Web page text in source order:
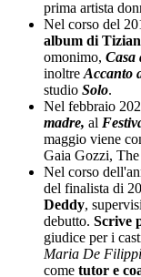
prima artista
Nel corso del
album di
omonimo, Casa
inoltre Accanto
studio Solo.
Nel febbraio
madre, al
maggio viene
Gaia Gozzi,
Nel corso
del finalista di
Deddy,
debutto. Scrive
giudice per i
Maria De Filippi
come tutor e